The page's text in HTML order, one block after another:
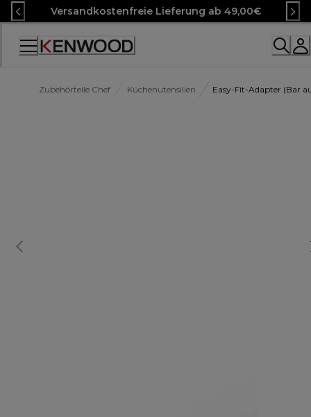
Skip
to
Content
Versandkostenfreie Lieferung ab 49,00€
Accessibility
Zubehörteile Chef Küchenutensilien Easy-Fit-Adapter (Bar